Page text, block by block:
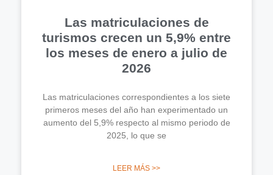
Las matriculaciones de
turismos crecen un 5,9% entre
los meses de enero a julio de
2026
Las matriculaciones correspondientes a los siete
primeros meses del año han experimentado un
aumento del 5,9% respecto al mismo periodo de
2025, lo que se
LEER MÁS >>